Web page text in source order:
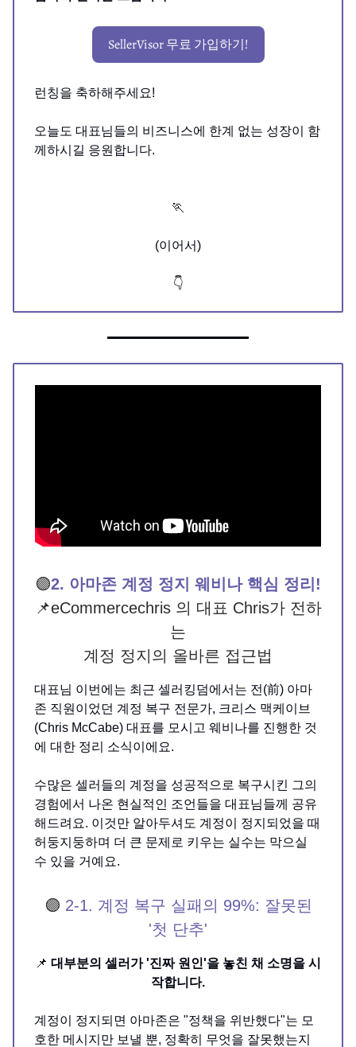
SellerVisor 무료 가입하기!
런칭을 축하해주세요!
오늘도 대표님들의 비즈니스에 한계 없는 성장이 함
께하시길 응원합니다.
🏃
(이어서)
👇
🟣2. 아마존 계정 정지 웨비나 핵심 정리!
📌eCommercechris 의 대표 Chris가 전하
는
계정 정지의 올바른 접근법
대표님 이번에는 최근 셀러킹덤에서는 전(前) 아마
존 직원이었던 계정 복구 전문가, 크리스 맥케이브
(Chris McCabe) 대표를 모시고 웨비나를 진행한 것
에 대한 정리 소식이에요.
수많은 셀러들의 계정을 성공적으로 복구시킨 그의
경험에서 나온 현실적인 조언들을 대표님들께 공유
해드려요. 이것만 알아두셔도 계정이 정지되었을 때
허둥지둥하며 더 큰 문제로 키우는 실수는 막으실
수 있을 거예요.
🟣 2-1. 계정 복구 실패의 99%: 잘못된
'첫 단추'
📌 대부분의 셀러가 '진짜 원인'을 놓친 채 소명을 시
작합니다.
계정이 정지되면 아마존은 "정책을 위반했다"는 모
호한 메시지만 보낼 뿐, 정확히 무엇을 잘못했는지